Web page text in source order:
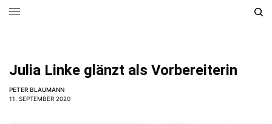
Julia Linke glänzt als Vorbereiterin
PETER BLAUMANN
11. SEPTEMBER 2020